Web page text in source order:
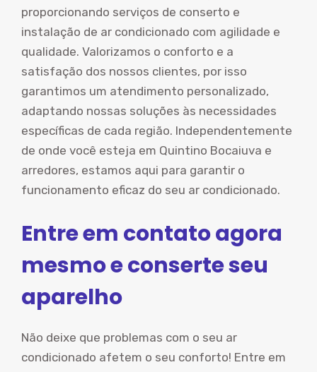
proporcionando serviços de conserto e
instalação de ar condicionado com agilidade e
qualidade. Valorizamos o conforto e a
satisfação dos nossos clientes, por isso
garantimos um atendimento personalizado,
adaptando nossas soluções às necessidades
específicas de cada região. Independentemente
de onde você esteja em Quintino Bocaiuva e
arredores, estamos aqui para garantir o
funcionamento eficaz do seu ar condicionado.
Entre em contato agora
mesmo e conserte seu
aparelho
Não deixe que problemas com o seu ar
condicionado afetem o seu conforto! Entre em